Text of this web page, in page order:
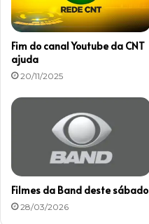
m
d
c
u
m
n
i
o
Fim do canal Youtube da CNT
ajuda
20/11/2025
Filmes da Band deste sábado
28/03/2026